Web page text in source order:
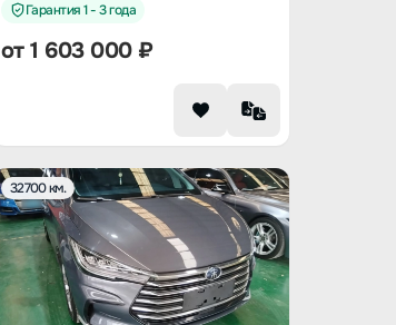
Гарантия 1 - 3 года
от1 603 000₽
32700 км.